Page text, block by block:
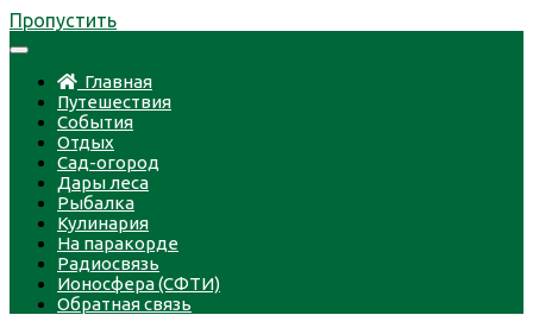
Пропустить
Главная
Путешествия
События
Отдых
Сад-огород
Дары леса
Рыбалка
Кулинария
На паракорде
Радиосвязь
Ионосфера (СФТИ)
Обратная связь